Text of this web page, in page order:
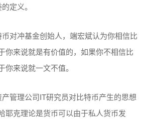
定义。
对冲基金创始人，端宏斌认为你相信比
你来说就是有价值的，如果你不相信比
来说就一文不值。
管理公司IT研究员对比特币产生的思想
耶克理论是货币可以由于私人货币发